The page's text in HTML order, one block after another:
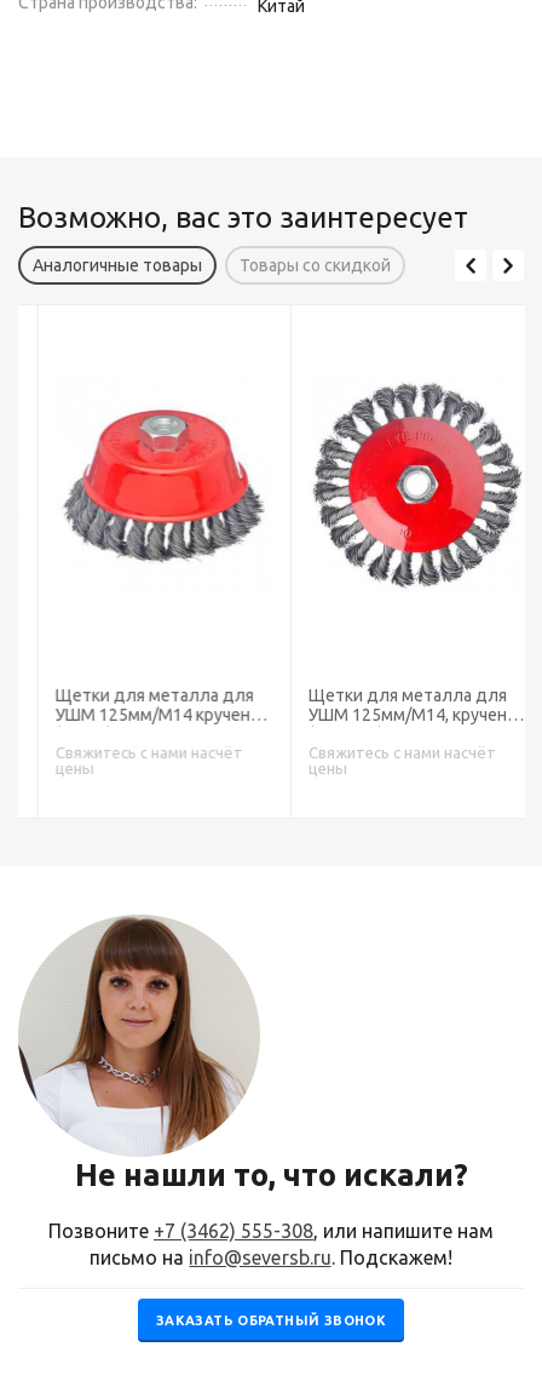
Китай
Возможно, вас это заинтересует
Аналогичные товары Товары со скидкой
Щетки для металла для
УШМ 125мм/М14 крученая
Свяжитесь с нами насчёт
цены
Щетки для металла для
УШМ 125мм/М14, крученая
Свяжитесь с нами насчёт
цены
Не нашли то, что искали?
Позвоните +7 (3462) 555-308, или напишите нам
письмо на info@seversb.ru. Подскажем!
ЗАКАЗАТЬ ОБРАТНЫЙ ЗВОНОК